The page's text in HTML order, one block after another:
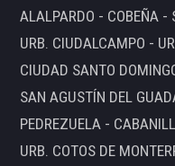
ALALPARDO - COBEÑA -
URB. CIUDALCAMPO -
CIUDAD SANTO
SAN AGUSTÍN DEL
PEDREZUELA -
URB. COTOS DE